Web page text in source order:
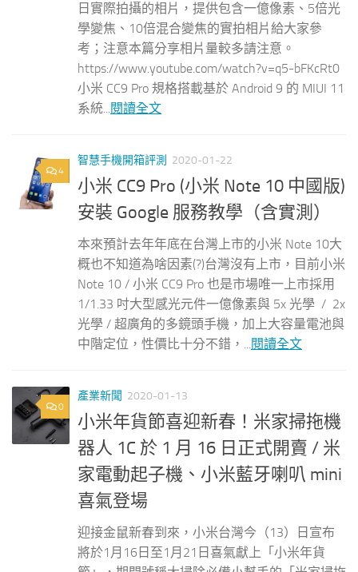
日實際拍攝的相片，提供包含一億像素、5倍光
學變焦、10倍混合變焦的實拍相片給大家參
考；注意本篇分享相片量較多請注意。
https://www.youtube.com/watch?v=q5-bFKcRt0
小米 CC9 Pro 規格搭載基於 Android 9 的 MIUI 11
系統...閱讀全文
4
智慧手機開箱評測 2020-01-22
小米 CC9 Pro (小米 Note 10 中國版)
安裝 Google 服務教學（含實測）
本來預計去年年底在台灣上市的小米 Note 10大
概也不知道為啥因素(?)台灣沒有上市，目前小米
Note 10 / 小米 CC9 Pro 也是市場唯一上市採用
1/1.33 吋大型感光元件一億像素與 5x 光學 / 2x
光學 / 超廣角的多鏡頭手機，加上大容量電池與
中階定位，性價比十分不錯，...閱讀全文
0
產業新聞 2020-01-13
小米年貨節喜迎新春！米家掃拖機
器人 1C 於 1 月 16 日正式開賣 / 米
家電動起子機、小米藍牙喇叭 mini
喜氣登場
迎接金鼠新春到來，小米台灣今（13）日宣布
將於1月16日至1月21日喜氣獻上「小米年貨